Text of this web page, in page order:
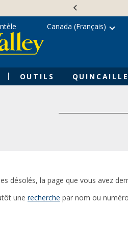
OUTILS
Canada (Français)
désolés, la page que vous avez
une recherche par nom ou